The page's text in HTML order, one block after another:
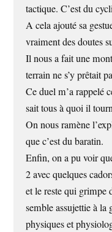
tactique. C’est du
A cela ajouté sa
vraiment des doutes
Il nous a fait une
terrain ne s’y prêtait
Ce duel m’a rappelé
sait tous à quoi il
On nous ramène
que c’est du baratin.
Enfin, on a pu voir
2 avec quelques
et le reste qui grimpe
semble assujettie à la
physiques et